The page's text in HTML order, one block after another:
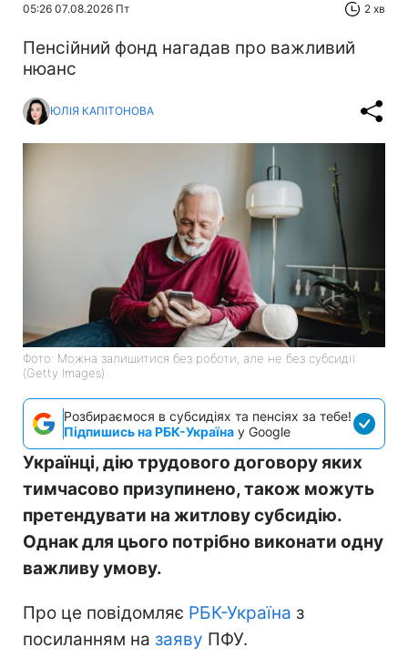
05:26 07.08.2026 Пт 2 хв
Пенсійний фонд нагадав про важливий
нюанс
ЮЛІЯ КАПІТОНОВА
Фото: Можна залишитися без роботи, але не без субсидії
(Getty Images)
Розбираємося в субсидіях та пенсіях за тебе!
Підпишись на РБК-Україна у Google
Українці, дію трудового договору яких
тимчасово призупинено, також можуть
претендувати на житлову субсидію.
Однак для цього потрібно виконати одну
важливу умову.
Про це повідомляє РБК-Україна з
посиланням на заяву ПФУ.